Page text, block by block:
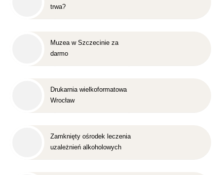
trwa?
Muzea w Szczecinie za
darmo
Drukarnia wielkoformatowa
Wrocław
Zamknięty ośrodek leczenia
uzależnień alkoholowych